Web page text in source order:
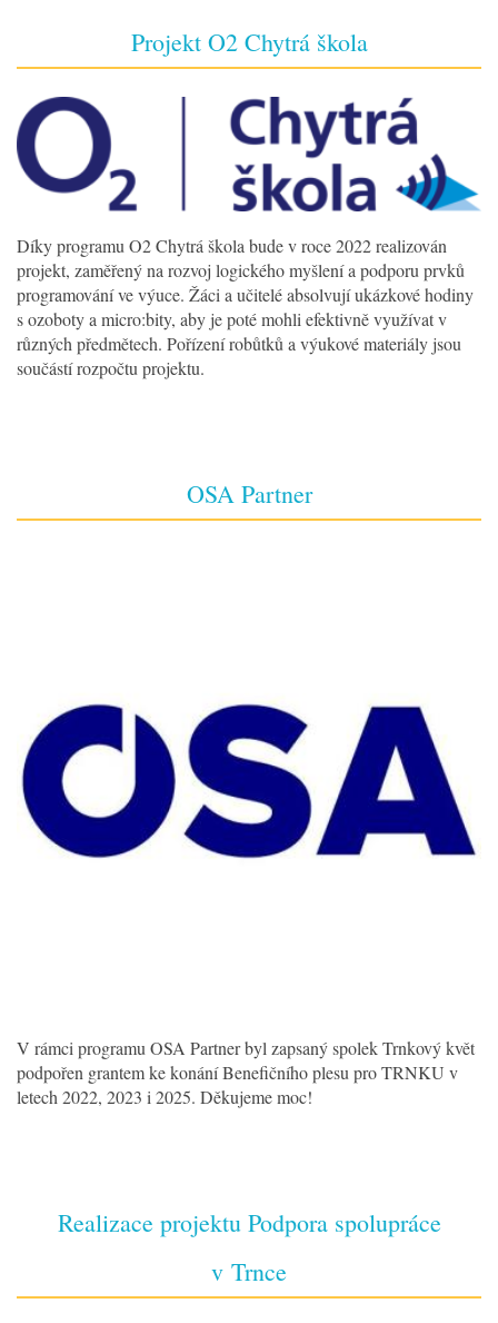
Projekt O2 Chytrá škola
Díky programu O2 Chytrá škola bude v roce 2022 realizován
projekt, zaměřený na rozvoj logického myšlení a podporu prvků
programování ve výuce. Žáci a učitelé absolvují ukázkové hodiny
s ozoboty a micro:bity, aby je poté mohli efektivně využívat v
různých předmětech. Pořízení robůtků a výukové materiály jsou
součástí rozpočtu projektu.
OSA Partner
V rámci programu OSA Partner byl zapsaný spolek Trnkový květ
podpořen grantem ke konání Benefičního plesu pro TRNKU v
letech 2022, 2023 i 2025. Děkujeme moc!
Realizace projektu Podpora spolupráce
v Trnce